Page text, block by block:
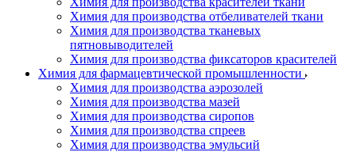
Химия для производства отбеливателей ткани
Химия для производства тканевых
пятновыводителей
Химия для производства фиксаторов красителей
Химия для фармацевтической промышленности
Химия для производства аэрозолей
Химия для производства мазей
Химия для производства сиропов
Химия для производства спреев
Химия для производства эмульсий